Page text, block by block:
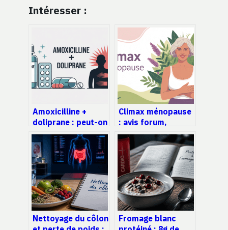
Intéresser :
Amoxicilline +
doliprane : peut-on
les associer sans
danger ?
Climax ménopause
: avis forum,
retours
d’utilisatrices et
mise au point
Nettoyage du côlon
Fromage blanc